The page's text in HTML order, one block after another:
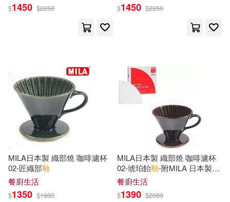
依田沙江美(1) 保冬妮(1)
傅豫川（主編）(1)
傳堀齊晃(1)
凱特.杜迪(1)
劉建華，石冰（主編）(1)
劉樂君(1) 劉良珍（主編）(1)
大象出版社(1) 天地圖書(1)
天津人民出版社(1)
天津教育出版社(1)
天馬行空(1) 客家委員會(1)
$1450 $2250 $1450 $2250
MILA日本製 織部燒 咖啡濾杯
02-匠織部釉
餐廚生活
$1350 $1980
MILA日本製 織部燒 咖啡濾杯
02-琥珀飴釉-附MILA 日本製棉
質漂白濾紙錐形02(60枚入)
餐廚生活
$1390 $2080